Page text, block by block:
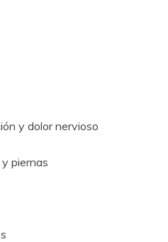
y dolor nervioso
piernas